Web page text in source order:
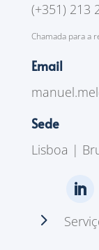
(+351) 213
Chamada para a
Email
Sede
Lisboa |
5